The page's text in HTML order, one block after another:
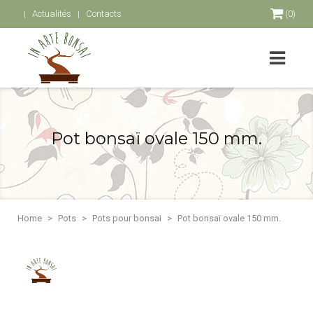
Actualités Contacts (0)
Pot bonsaï ovale 150 mm.
Home Pots Pots pour bonsai Pot bonsaï ovale 150 mm.